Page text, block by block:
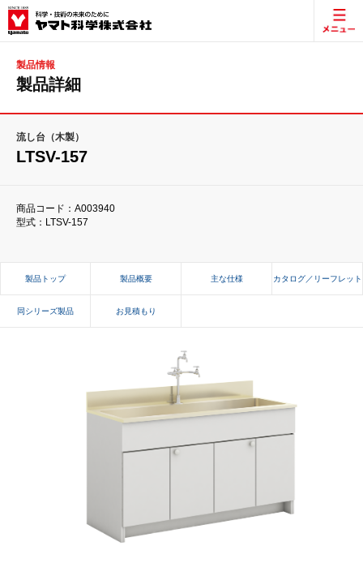
製品情報
製品詳細
流し台（木製）
LTSV-157
商品コード：A003940
型式：LTSV-157
製品トップ 製品概要 主な仕様 カタログ／リーフレット
同シリーズ製品 お見積もり